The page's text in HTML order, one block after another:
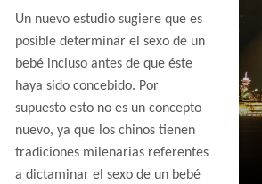
Un nuevo estudio sugiere que es
posible determinar el sexo de un
bebé incluso antes de que éste
haya sido concebido. Por
supuesto esto no es un concepto
nuevo, ya que los chinos tienen
tradiciones milenarias referentes
a dictaminar el sexo de un bebé